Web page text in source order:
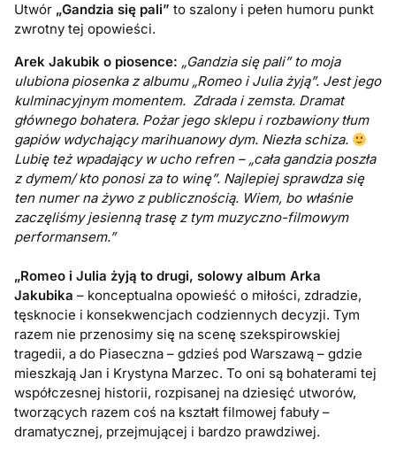
Utwór „Gandzia się pali” to szalony i pełen humoru punkt
zwrotny tej opowieści.
Arek Jakubik o piosence: „Gandzia się pali” to moja
ulubiona piosenka z albumu „Romeo i Julia żyją”. Jest jego
kulminacyjnym momentem. Zdrada i zemsta. Dramat
głównego bohatera. Pożar jego sklepu i rozbawiony tłum
gapiów wdychający marihuanowy dym. Niezła schiza.
Lubię też wpadający w ucho refren – „cała gandzia poszła
z dymem/ kto ponosi za to winę”. Najlepiej sprawdza się
ten numer na żywo z publicznością. Wiem, bo właśnie
zaczęliśmy jesienną trasę z tym muzyczno-filmowym
performansem.”
„Romeo i Julia żyją to drugi, solowy album Arka
Jakubika – konceptualna opowieść o miłości, zdradzie,
tęsknocie i konsekwencjach codziennych decyzji. Tym
razem nie przenosimy się na scenę szekspirowskiej
tragedii, a do Piaseczna – gdzieś pod Warszawą – gdzie
mieszkają Jan i Krystyna Marzec. To oni są bohaterami tej
współczesnej historii, rozpisanej na dziesięć utworów,
tworzących razem coś na kształt filmowej fabuły –
dramatycznej, przejmującej i bardzo prawdziwej.